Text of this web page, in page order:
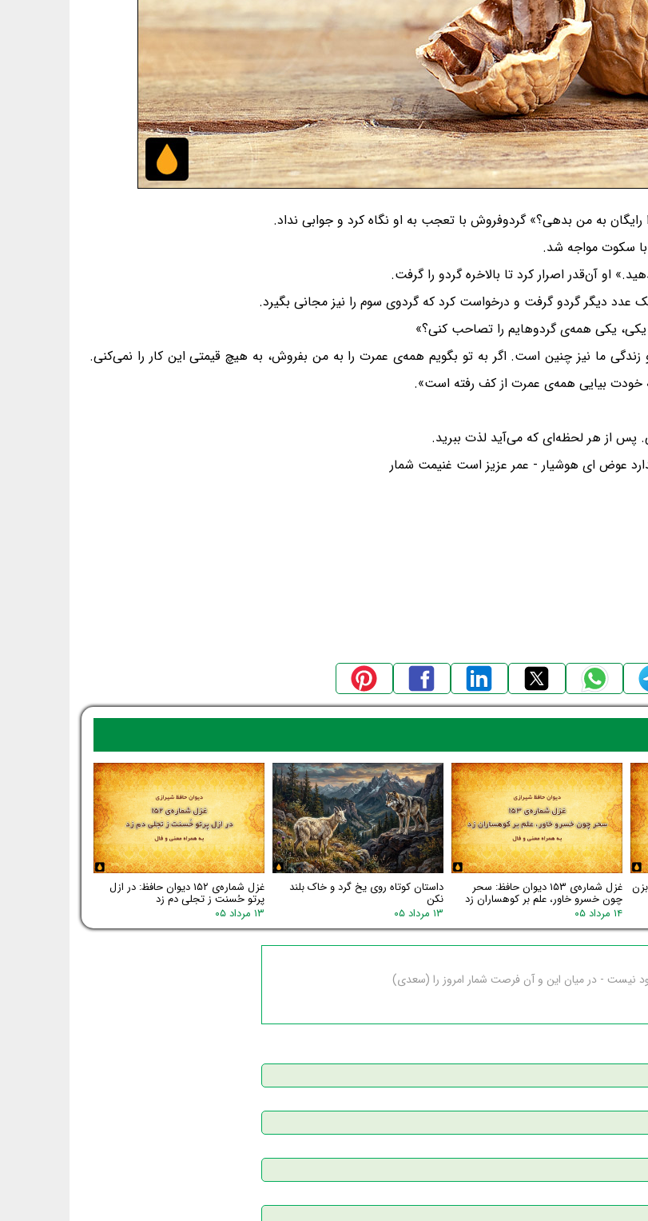
به من بدهی؟» گردوفروش با تعجب به او نگاه کرد و جوابی نداد.
با سکوت مواجه شد.
آن‌قدر اصرار کرد تا بالاخره گردو را گرفت.
دیگر گردو گرفت و درخواست کرد که گردوی سوم را نیز مجانی بگیرد.
یکی همه‌ی گردوهایم را تصاحب کنی؟»
ما نیز چنین است. اگر به تو بگویم همه‌ی عمرت را به من بفروش، به هیچ قیمتی این کار را نمی‌کنی.
خودت بیایی همه‌ی عمرت از کف رفته است».
پس از هر لحظه‌ای که می‌آید لذت ببرید.
عوض ای هوشیار - عمر عزیز است غنیمت شمار
بزن غزل شماره‌ی ۱۵۳ دیوان حافظ: سحر
چون خسرو خاور، علم بر کوهساران زد
۱۴ مرداد ۰۵
داستان کوتاه روی یخ گرد و خاک بلند
نکن
۱۳ مرداد ۰۵
غزل شماره‌ی ۱۵۲ دیوان حافظ: در ازل
پرتو حُسنت ز تجلی دم زد
۱۳ مرداد ۰۵
نیست - در میان این و آن فرصت شمار امروز را (سعدی)